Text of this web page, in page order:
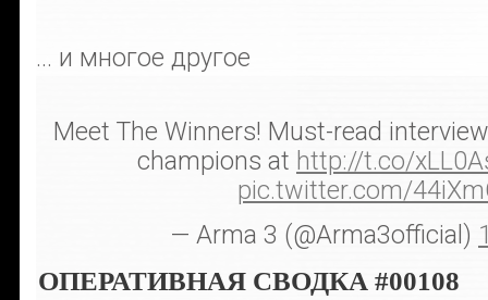
... и многое другое
Meet The Winners! Must-read
champions at http://t.co/
pic.twitter.com/
— Arma 3 (@Arma3official)
ОПЕРАТИВНАЯ СВОДКА #00108